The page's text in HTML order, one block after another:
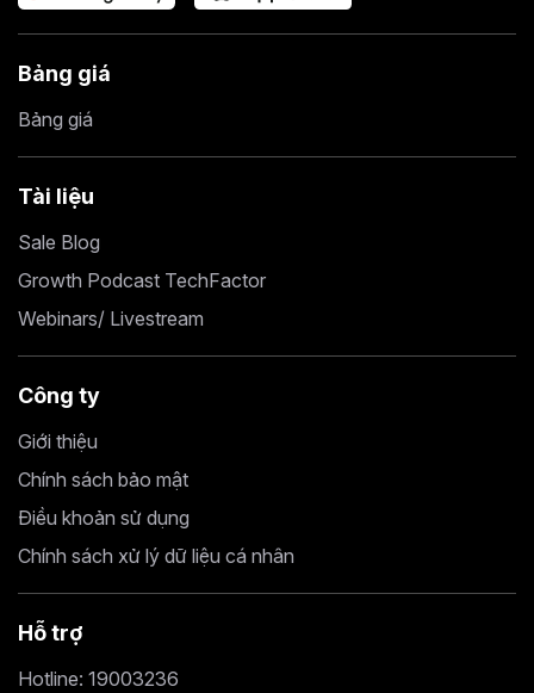
Bảng giá
Bảng giá
Tài liệu
Sale Blog
Growth Podcast TechFactor
Webinars/ Livestream
Công ty
Giới thiệu
Chính sách bảo mật
Điều khoản sử dụng
Chính sách xử lý dữ liệu cá nhân
Hỗ trợ
Hotline: 19003236